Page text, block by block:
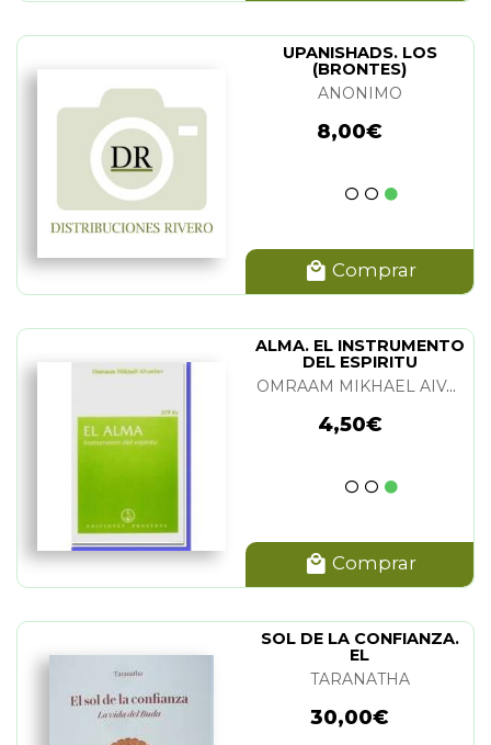
UPANISHADS. LOS
(BRONTES)
ANONIMO
8,00€
Comprar
ALMA. EL INSTRUMENTO
DEL ESPIRITU
OMRAAM MIKHAEL AIVANHOV
4,50€
Comprar
SOL DE LA CONFIANZA.
EL
TARANATHA
30,00€